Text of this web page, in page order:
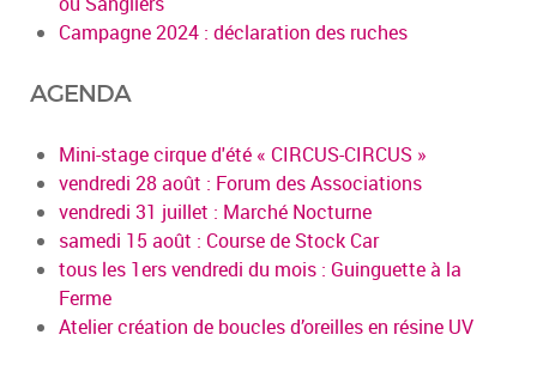
Campagne 2024 : déclaration des ruches
AGENDA
Mini-stage cirque d'été « CIRCUS-CIRCUS »
vendredi 28 août : Forum des Associations
vendredi 31 juillet : Marché Nocturne
samedi 15 août : Course de Stock Car
tous les 1ers vendredi du mois : Guinguette à la
Ferme
Atelier création de boucles d’oreilles en résine UV